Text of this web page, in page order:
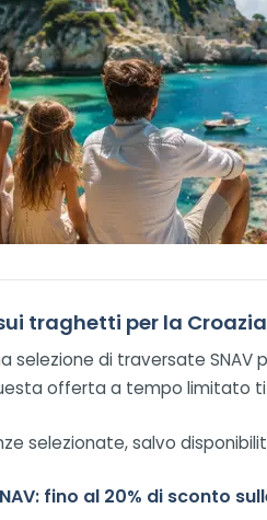
traghetti per la Croazia
selezione di traversate
offerta a tempo
selezionate, salvo
fino al 20% di sconto